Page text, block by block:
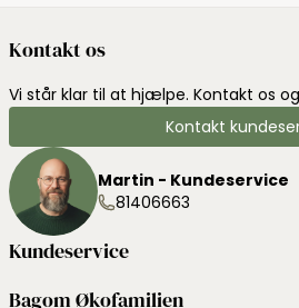
Kontakt os
Vi står klar til at hjælpe. Kontakt os
Kontakt
Martin - Kundeservice
81406663
Kundeservice
Bagom Økofamilien